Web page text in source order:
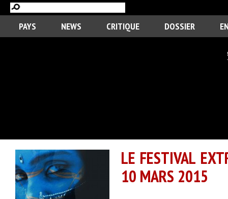
PAYS NEWS CRITIQUE DOSSIER
LE FESTIVAL
10 MARS 2015